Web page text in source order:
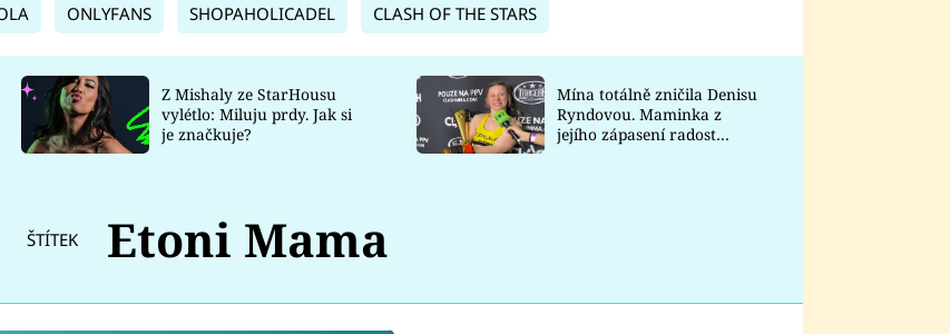
Prima Lajk
Sledujte nás
ONLYFANS SHOPAHOLICADEL CLASH OF THE STARS
Z Mishaly ze StarHousu
vylétlo: Miluju prdy. Jak si
je značkuje?
Mína totálně zničila Denisu
Ryndovou. Maminka z
jejího zápasení radost
ŠTÍTEK Etoni Mama